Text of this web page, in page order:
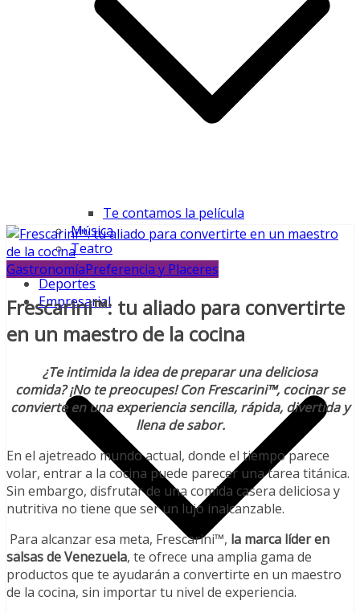
Te contamos la película
Música
Teatro
Farándula
Deportes
Empresarial
GastronomíaPreferencia y Placeres
Frescarini™: tu aliado para convertirte
en un maestro de la cocina
¿Te intimida la idea de preparar una deliciosa
comida? ¡No te preocupes! Con Frescarini™, cocinar se
convierte en una experiencia sencilla, rápida, divertida y
llena de sabor.
En el ajetreado mundo actual, donde el tiempo parece
volar, entrar a la cocina puede parecer una tarea titánica.
Sin embargo, disfrutar de una comida casera deliciosa y
nutritiva no tiene que ser un lujo inalcanzable.
Para alcanzar esa meta, Frescarini™, la marca líder en
salsas de Venezuela, te ofrece una amplia gama de
productos que te ayudarán a convertirte en un maestro
de la cocina, sin importar tu nivel de experiencia.